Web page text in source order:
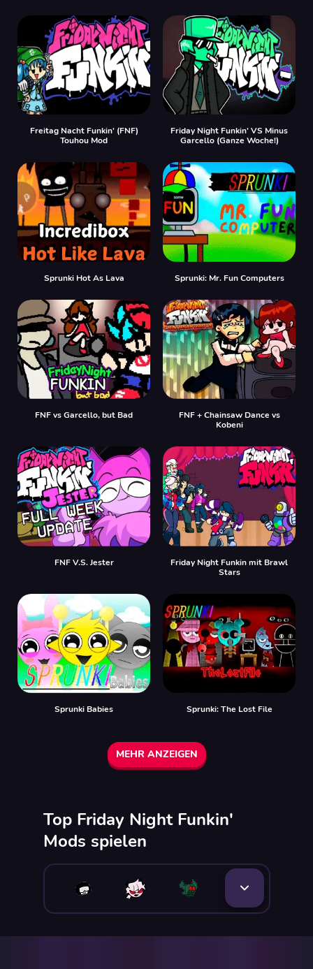
Freitag Nacht Funkin' (FNF)
Touhou Mod
Friday Night Funkin' VS Minus
Garcello (Ganze Woche!)
Sprunki Hot As Lava Sprunki: Mr. Fun Computers
FNF vs Garcello, but Bad
FNF + Chainsaw Dance vs
Kobeni
FNF V.S. Jester
Friday Night Funkin mit Brawl
Stars
Sprunki Babies Sprunki: The Lost File
MEHR ANZEIGEN
Top Friday Night Funkin'
Mods spielen